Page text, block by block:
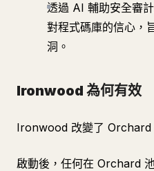
透過 AI 輔助安全審
對程式碼庫的信心，
洞。
Ironwood 為何有效
Ironwood 改變了 Orchard
啟動後，任何在 Orchard